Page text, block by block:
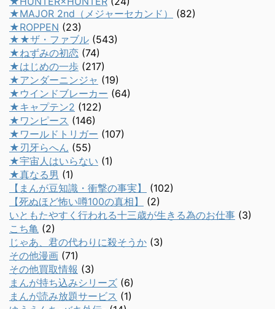
★MAJOR 2nd（メジャーセカンド）
(82)
★ROPPEN (23)
★★ザ・ファブル (543)
★ねずみの初恋 (74)
★はじめの一歩 (217)
★アンダーニンジャ (19)
★ウインドブレーカー (64)
★キャプテン2 (122)
★ワンピース (146)
★ワールドトリガー (107)
★刃牙らへん (55)
★宇宙人はいらない (1)
★真なる男 (1)
【まんが豆知識・衝撃の事実】
(102)
【死ぬほど怖い噂100の真相】
(2)
いともたやすく行われる十三歳が生きる為のお仕事 (3)
こち亀 (2)
じゃあ、君の代わりに殺そうか (3)
その他漫画 (71)
その他買取情報 (3)
まんが持ち込みシリーズ (6)
まんが読み放題サービス (1)